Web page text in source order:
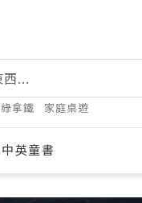
綠拿鐵 家庭桌遊
中英童書